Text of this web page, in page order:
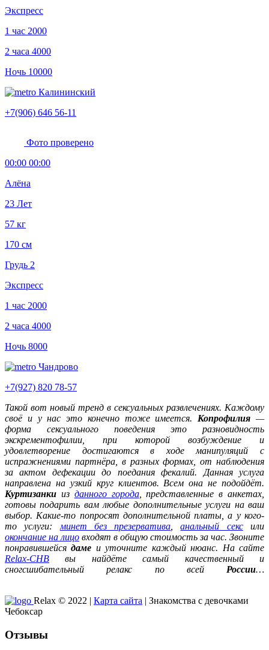
Экспресс
1 час 2000
2 часа 4000
Ночь 10000
Калининский
+7(906) 646 56-11
Фото проверено
00:00 00:00
Алёна
23 Лет
57 кг
170 см
Грудь 2
Экспресс
1 час 2000
2 часа 4000
Ночь 8000
Чандрово
+7(927) 820 78-57
Такой вот новый тренд в сексуальных развлечениях. Каждому
своё и у нас это конечно тоже имеется.Копрофилия —
форма сексуального поведения это разновидность
экскрементофилии, при которой возбуждение и
удовлетворение достигаются в ходе манипуляций с
испражнениями партнёра, в разных формах, от наблюдения
за актом дефекации до поедания фекалий. Данная услуга
направлена на узкий круг клиентов. Всем она не подойдёт.
Куртизанки из данного города, представленные в анкетах,
готовы подарить вам любые дополнительные услуги на ваш
выбор. Какие-то попросят дополнительной платы, а у кого-
то услуги:минет без презерватива,анальный сексили
окончание на лицо входят в общую стоимость за час. Звоните
понравившейсядаме и уточните каждый нюанс. На сайте
Relax-CHB вы найдёте самый качественный и
сногсшибательный релакс по всей России…
Relax © 2022 | Карта сайта | Знакомства с девочками
Чебоксар
Отзывы